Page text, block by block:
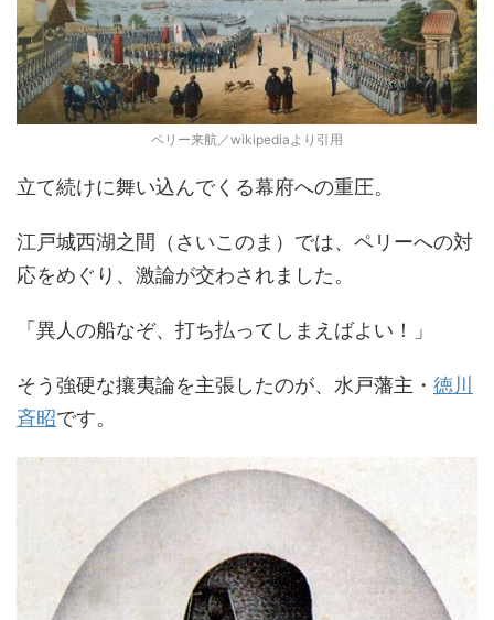
ペリー来航／wikipediaより引用
立て続けに舞い込んでくる幕府への重圧。
江戸城西湖之間（さいこのま）では、ペリーへの対
応をめぐり、激論が交わされました。
「異人の船なぞ、打ち払ってしまえばよい！」
そう強硬な攘夷論を主張したのが、水戸藩主・ 徳川
斉昭です。